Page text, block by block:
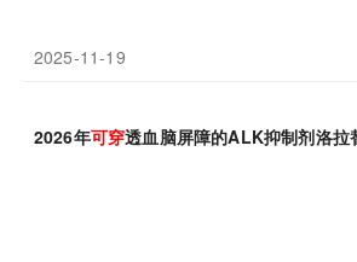
2025-11-19
2026年可穿透血脑屏障的ALK抑制剂洛拉